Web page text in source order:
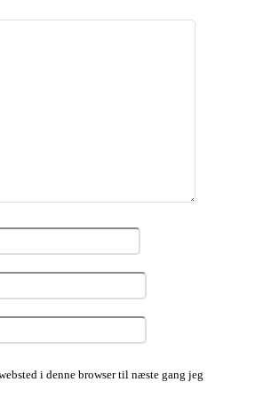
i denne browser til næste gang jeg